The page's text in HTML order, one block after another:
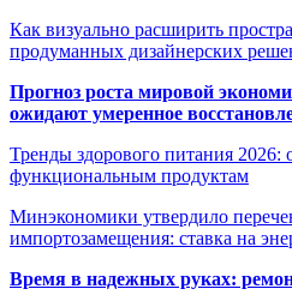
Как визуально расширить
продуманных дизайнерских
Прогноз роста мировой
ожидают умеренное
Тренды здорового питания 2026:
функциональным продуктам
Минэкономики утвердило
импортозамещения: ставка на
Время в надежных руках: